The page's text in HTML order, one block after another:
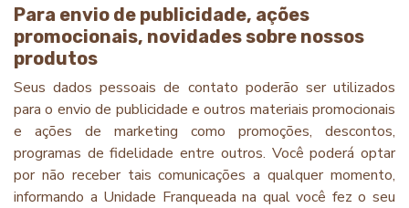
Para envio de publicidade, ações
promocionais, novidades sobre nossos
produtos
Seus dados pessoais de contato poderão ser utilizados
para o envio de publicidade e outros materiais promocionais
e ações de marketing como promoções, descontos,
programas de fidelidade entre outros. Você poderá optar
por não receber tais comunicações a qualquer momento,
informando a Unidade Franqueada na qual você fez o seu